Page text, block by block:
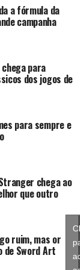
passo
muitos
um jogo
que existe
campanha
recepção dos
a Nintendo
o modo
frente.
Splatoon
para o
testando
de
para
a recepção
a fórmula da
campanha
chega para
dos jogos de
para sempre e
chega ao
que outro
ruim, mas or
de Sword Art